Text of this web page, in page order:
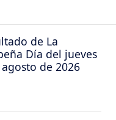
de La
Día del jueves
de 2026